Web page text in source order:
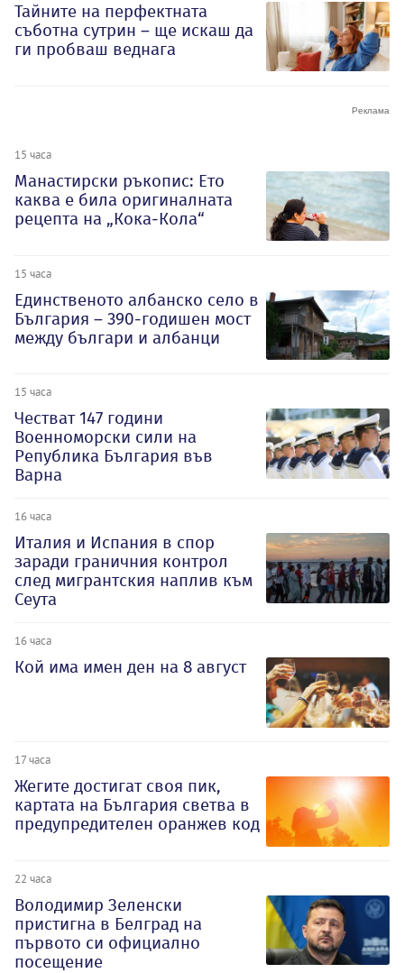
Тайните на перфектната
съботна сутрин – ще искаш да
ги пробваш веднага
15 часа
Манастирски ръкопис: Ето
каква е била оригиналната
рецепта на „Кока-Кола“
15 часа
Единственото албанско село в
България – 390-годишен мост
между българи и албанци
15 часа
Честват 147 години
Военноморски сили на
Република България във
Варна
16 часа
Италия и Испания в спор
заради граничния контрол
след мигрантския наплив към
Сеута
16 часа
Кой има имен ден на 8 август
17 часа
Жегите достигат своя пик,
картата на България светва в
предупредителен оранжев код
22 часа
Володимир Зеленски
пристигна в Белград на
първото си официално
посещение